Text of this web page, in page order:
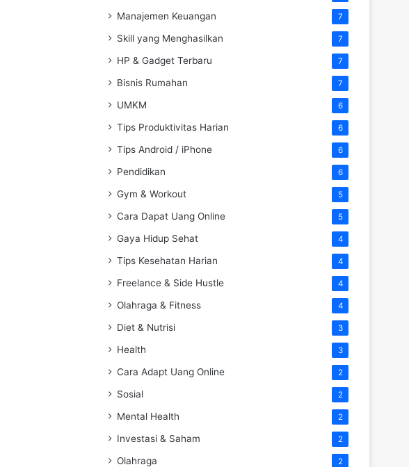
Manajemen Keuangan 7
Skill yang Menghasilkan 7
HP & Gadget Terbaru 7
Bisnis Rumahan 7
UMKM 6
Tips Produktivitas Harian 6
Tips Android / iPhone 6
Pendidikan 6
Gym & Workout 5
Cara Dapat Uang Online 5
Gaya Hidup Sehat 4
Tips Kesehatan Harian 4
Freelance & Side Hustle 4
Olahraga & Fitness 4
Diet & Nutrisi 3
Health 3
Cara Adapt Uang Online 2
Sosial 2
Mental Health 2
Investasi & Saham 2
Olahraga 2